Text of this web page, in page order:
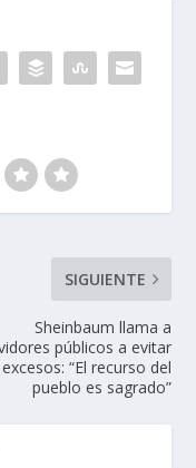
SIGUIENTE
Sheinbaum llama a
públicos a evitar
excesos: “El recurso del
pueblo es sagrado”